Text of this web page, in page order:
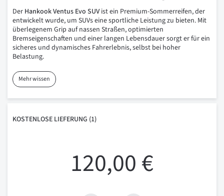
Der Hankook Ventus Evo SUVist ein Premium-Sommerreifen, der
entwickelt wurde, um SUVs eine sportliche Leistung zu bieten. Mit
überlegenem Grip auf nassen Straßen, optimierten
Bremseigenschaften und einer langen Lebensdauer sorgt er für ein
sicheres und dynamisches Fahrerlebnis, selbst bei hoher
Belastung.
Mehr wissen
KOSTENLOSE LIEFERUNG (1)
120,00 €